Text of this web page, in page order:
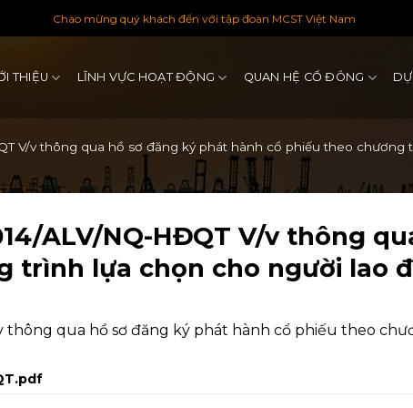
Chào mừng quý khách đến với tập đoàn MCST Việt Nam
THIỆU LĨNH VỰC HOẠT ĐỘNG QUAN HỆ CỔ ĐÔNG
V/v thông qua hồ sơ đăng ký phát hành cổ phiếu theo
ALV/NQ-HĐQT V/v thông
trình lựa chọn cho người lao
thông qua hồ sơ đăng ký phát hành cổ phiếu theo